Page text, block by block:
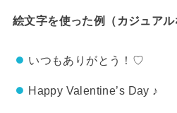
絵文字を使った例（カジュアル
いつもありがとう！♡
Happy Valentine’s Day ♪